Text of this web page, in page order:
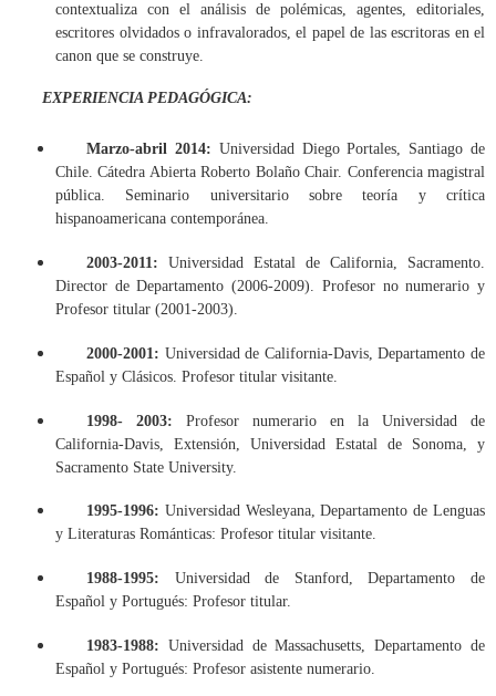
contextualiza con el análisis de polémicas, agentes, editoriales,
escritores olvidados o infravalorados, el papel de las escritoras en el
canon que se construye.
EXPERIENCIA PEDAGÓGICA:
Marzo-abril 2014: Universidad Diego Portales, Santiago de
Chile. Cátedra Abierta Roberto Bolaño Chair. Conferencia magistral
pública. Seminario universitario sobre teoría y crítica
hispanoamericana contemporánea.
2003-2011: Universidad Estatal de California, Sacramento.
Director de Departamento (2006-2009). Profesor no numerario y
Profesor titular (2001-2003).
2000-2001: Universidad de California-Davis, Departamento de
Español y Clásicos. Profesor titular visitante.
1998- 2003: Profesor numerario en la Universidad de
California-Davis, Extensión, Universidad Estatal de Sonoma, y
Sacramento State University.
1995-1996: Universidad Wesleyana, Departamento de Lenguas
y Literaturas Románticas: Profesor titular visitante.
1988-1995: Universidad de Stanford, Departamento de
Español y Portugués: Profesor titular.
1983-1988: Universidad de Massachusetts, Departamento de
Español y Portugués: Profesor asistente numerario.